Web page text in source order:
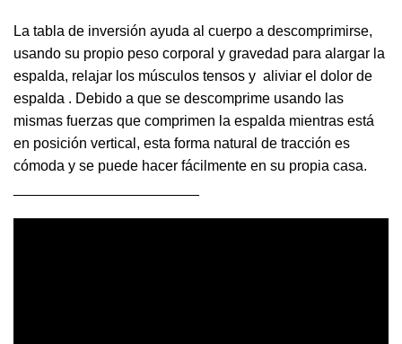
La tabla de inversión ayuda al cuerpo a descomprimirse,
usando su propio peso corporal y gravedad para alargar la
espalda, relajar los músculos tensos y aliviar el dolor de
espalda . Debido a que se descomprime usando las
mismas fuerzas que comprimen la espalda mientras está
en posición vertical, esta forma natural de tracción es
cómoda y se puede hacer fácilmente en su propia casa.